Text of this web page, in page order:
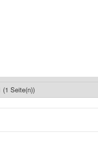
(1 Seite(n))